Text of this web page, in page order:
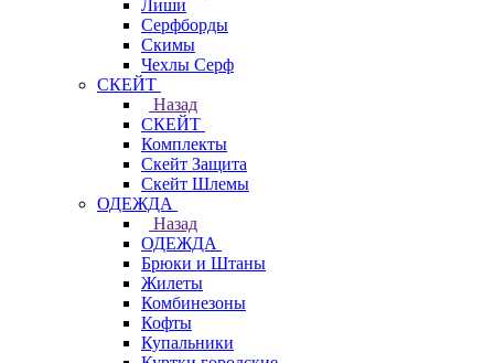
Лиши
Серфборды
Скимы
Чехлы Cерф
СКЕЙТ
Назад
СКЕЙТ
Комплекты
Скейт Защита
Скейт Шлемы
ОДЕЖДА
Назад
ОДЕЖДА
Брюки и Штаны
Жилеты
Комбинезоны
Кофты
Купальники